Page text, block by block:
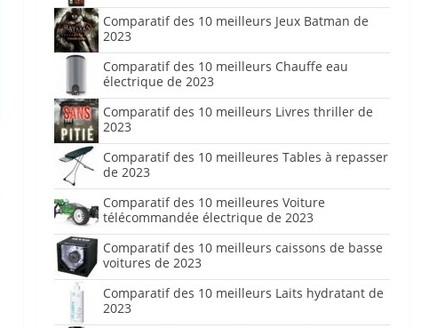
Comparatif des 10 meilleurs Jeux Batman de
2023
Comparatif des 10 meilleurs Chauffe eau
électrique de 2023
Comparatif des 10 meilleurs Livres thriller de
2023
Comparatif des 10 meilleures Tables à repasser
de 2023
Comparatif des 10 meilleures Voiture
télécommandée électrique de 2023
Comparatif des 10 meilleurs caissons de basse
voitures de 2023
Comparatif des 10 meilleurs Laits hydratant de
2023